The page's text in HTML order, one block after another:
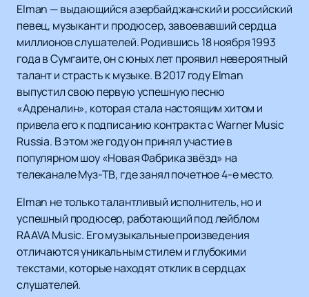
Elman — выдающийся азербайджанский и российский
певец, музыкант и продюсер, завоевавший сердца
миллионов слушателей. Родившись 18 ноября 1993
года в Сумгаите, он с юных лет проявил невероятный
талант и страсть к музыке. В 2017 году Elman
выпустил свою первую успешную песню
«Адреналин», которая стала настоящим хитом и
привела его к подписанию контракта с Warner Music
Russia. В этом же году он принял участие в
популярном шоу «Новая Фабрика звёзд» на
телеканале Муз-ТВ, где занял почетное 4-е место.
Elman не только талантливый исполнитель, но и
успешный продюсер, работающий под лейблом
RAAVA Music. Его музыкальные произведения
отличаются уникальным стилем и глубокими
текстами, которые находят отклик в сердцах
слушателей.